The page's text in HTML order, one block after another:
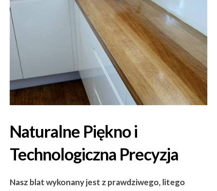
Naturalne Piękno i
Technologiczna Precyzja
Nasz blat wykonany jest z prawdziwego, litego